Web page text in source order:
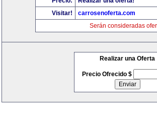
Visitar!
carrosenoferta.com
Serán consideradas
Realizar una Oferta
Precio Ofrecido $